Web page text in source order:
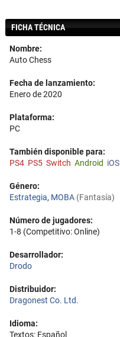
FICHA TÉCNICA
Nombre:
Auto Chess
Fecha de lanzamiento:
Enero de 2020
Plataforma:
PC
También disponible para:
PS4 PS5 Switch Android iOS
Género:
Estrategia, MOBA (Fantasía)
Número de jugadores:
1-8 (Competitivo: Online)
Desarrollador:
Drodo
Distribuidor:
Dragonest Co. Ltd.
Idioma:
Textos: Español